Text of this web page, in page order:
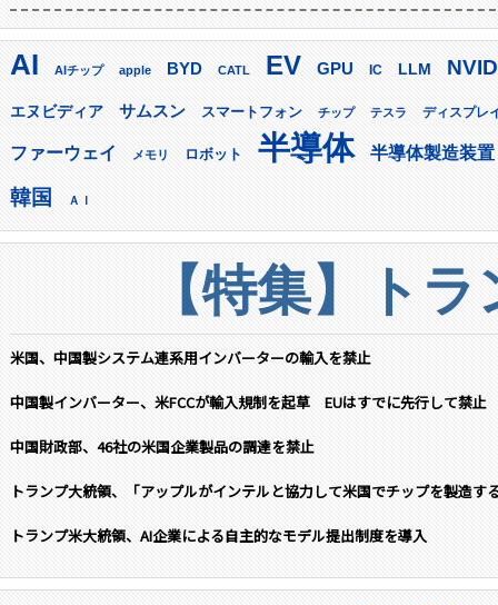
AI AIチップ apple BYD CATL EV GPU IC LLM
エヌビディア サムスン スマートフォン チップ テスラ ディスプレ
ファーウェイ メモリ ロボット 半導体 半導体製造装置
韓国 ＡＩ
【特集】ト
米国、中国製システム連系用インバーターの輸入を禁止
中国製インバーター、米FCCが輸入規制を起草 EUはすでに先行して禁止
中国財政部、46社の米国企業製品の調達を禁止
トランプ大統領、「アップルがインテルと協力して米国でチップを製造す
トランプ米大統領、AI企業による自主的なモデル提出制度を導入